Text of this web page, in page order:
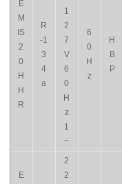
E
M
IS
2
0
H
H
R
R
-1
3
4
a
1
2
7
V
6
0
H
z
1
~
6
0
H
z
H
B
P
E
2
2